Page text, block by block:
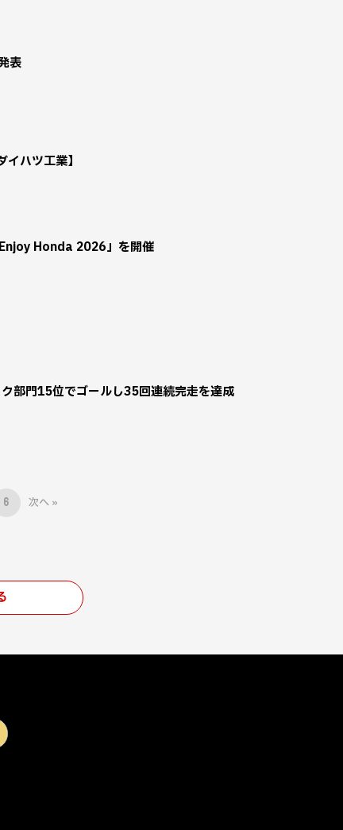
表
ハツ工業】
Honda 2026」を開催
部門15位でゴールし35回連続完走を達成
6 次へ »